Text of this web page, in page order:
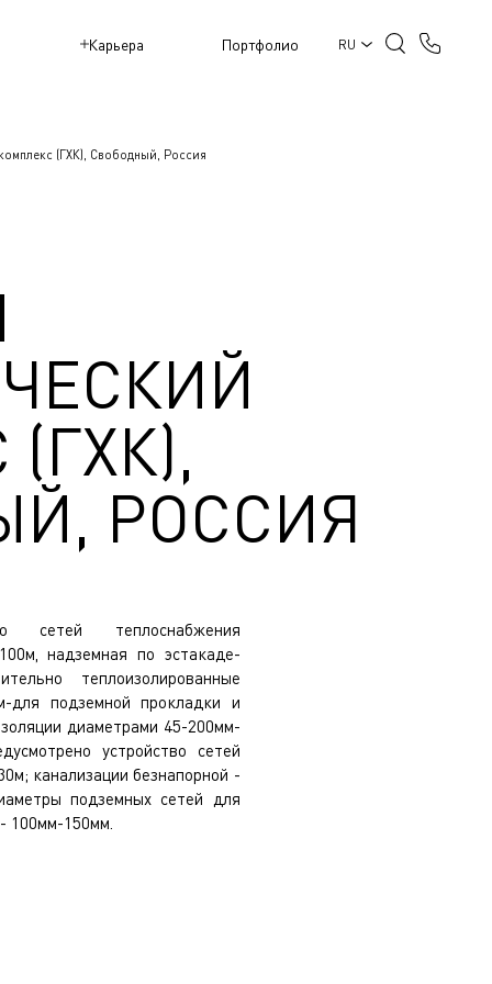
Карьера Портфолио RU
(ГХК), Свободный, Россия
РОССИЯ
сетей теплоснабжения
надземная по эстакаде-
теплоизолированные
для подземной прокладки и
диаметрами 45-200мм-
устройство сетей
канализации безнапорной -
подземных сетей для
100мм-150мм.